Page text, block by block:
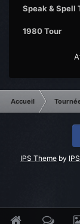
Speak & Spell
1980 Tour
Accueil
IPS Theme by